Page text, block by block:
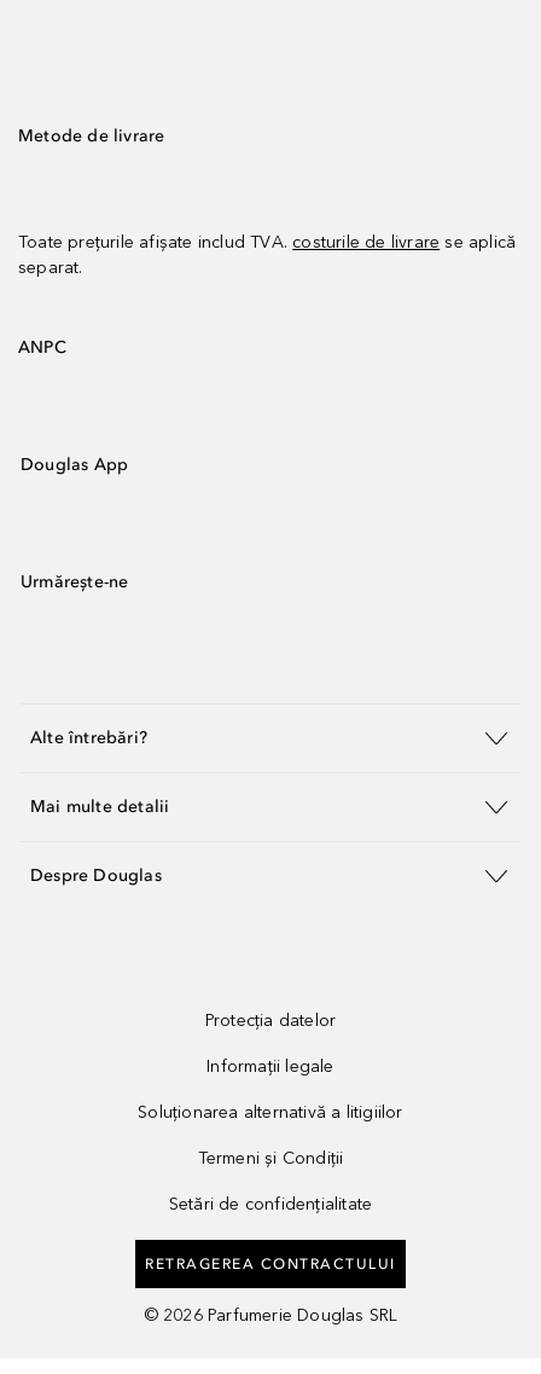
Metode de livrare
Toate prețurile afișate includ TVA. costurile de livrare se aplică
separat.
ANPC
Douglas App
Urmărește-ne
Alte întrebări?
Mai multe detalii
Despre Douglas
Protecția datelor
Informații legale
Soluționarea alternativă a litigiilor
Termeni și Condiții
Setări de confidențialitate
RETRAGEREA CONTRACTULUI
© 2026 Parfumerie Douglas SRL